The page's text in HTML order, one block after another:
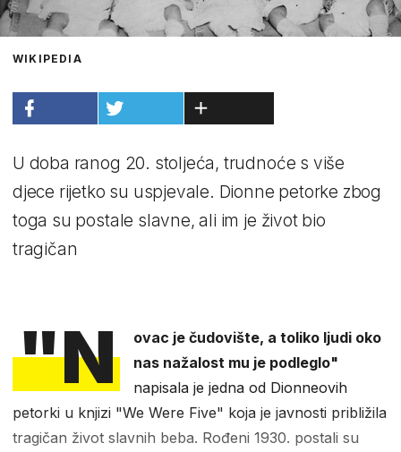
WIKIPEDIA
U doba ranog 20. stoljeća, trudnoće s više
djece rijetko su uspjevale. Dionne petorke zbog
toga su postale slavne, ali im je život bio
tragičan
"N
ovac je čudovište, a toliko ljudi oko
nas nažalost mu je podleglo"
napisala je jedna od Dionneovih
petorki u knjizi "We Were Five" koja je javnosti približila
tragičan život slavnih beba. Rođeni 1930. postali su